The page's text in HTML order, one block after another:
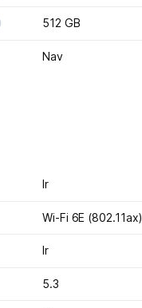
512 GB
Nav
Ir
Wi-Fi 6E (802.11ax)
Ir
5.3